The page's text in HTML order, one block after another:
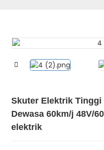
Skuter Elektrik Tinggi
Dewasa 60km/j 48V/
elektrik